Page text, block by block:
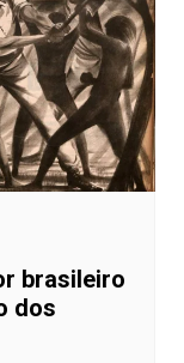
brasileiro
dos